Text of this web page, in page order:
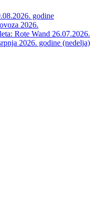
godine
2026.
Rote Wand 26.07.2026.
2026. godine (nedelja)